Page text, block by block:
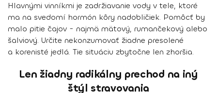
Hlavnými vinníkmi je zadržiavanie vody v tele, ktoré
ma na svedomí hormón kôry nadobličiek. Pomôcť by
malo pitie čajov - najmä mätový, rumančekový alebo
šalviový. Určite nekonzumovať žiadne presolené
a korenisté jedlá. Tie situáciu zbytočne len zhoršia.
Len žiadny radikálny prechod na iný
štýl stravovania